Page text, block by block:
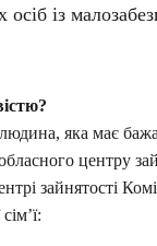
осіб із
яка має
обласного центру
зайнятості